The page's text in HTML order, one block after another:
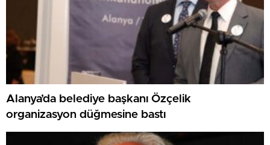
Alanya’da belediye başkanı Özçelik
organizasyon düğmesine bastı